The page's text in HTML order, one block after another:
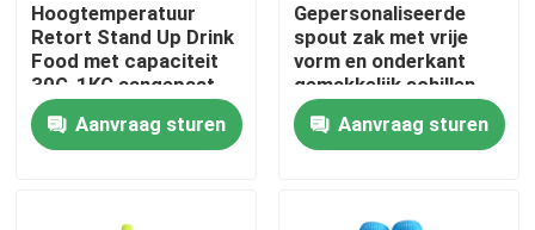
Huis
Producten
Ongeveer ons
Hoogtemperatuur
Retort Stand Up Drink
Food met capaciteit
30G-1KG aangepast
Aanvraag sturen
Gepersonaliseerde
spout zak met vrije
vorm en onderkant
gemakkelijk schillen
Aanvraag sturen